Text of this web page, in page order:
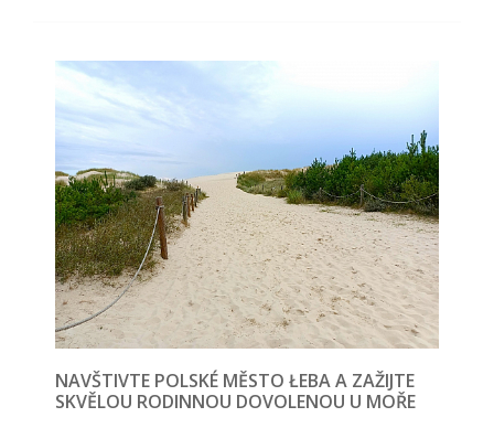
NAVŠTIVTE POLSKÉ MĚSTO ŁEBA A ZAŽIJTE
SKVĚLOU RODINNOU DOVOLENOU U MOŘE